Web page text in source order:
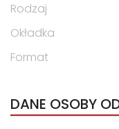
Rodzaj
Okładka
Format
DANE OSOBY